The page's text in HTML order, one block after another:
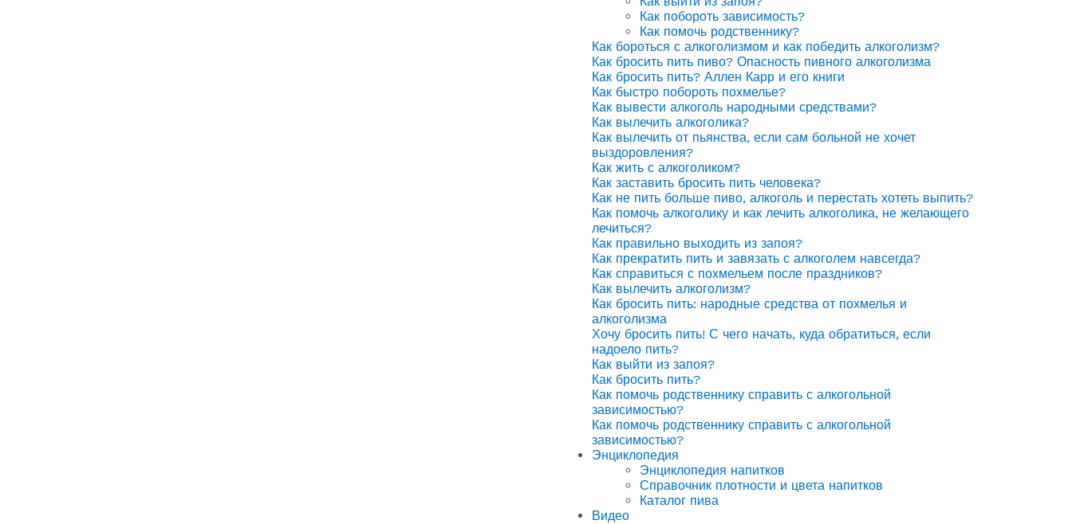
Как побороть зависимость?
Как помочь родственнику?
Как бороться с алкоголизмом и как победить алкоголизм?
Как бросить пить пиво? Опасность пивного алкоголизма
Как бросить пить? Аллен Карр и его книги
Как быстро побороть похмелье?
Как вывести алкоголь народными средствами?
Как вылечить алкоголика?
Как вылечить от пьянства, если сам больной не хочет
выздоровления?
Как жить с алкоголиком?
Как заставить бросить пить человека?
Как не пить больше пиво, алкоголь и перестать хотеть выпить?
Как помочь алкоголику и как лечить алкоголика, не желающего
лечиться?
Как правильно выходить из запоя?
Как прекратить пить и завязать с алкоголем навсегда?
Как справиться с похмельем после праздников?
Как вылечить алкоголизм?
Как бросить пить: народные средства от похмелья и
алкоголизма
Хочу бросить пить! С чего начать, куда обратиться, если
надоело пить?
Как выйти из запоя?
Как бросить пить?
Как помочь родственнику справить с алкогольной
зависимостью?
Как помочь родственнику справить с алкогольной
зависимостью?
Энциклопедия
Энциклопедия напитков
Справочник плотности и цвета напитков
Каталог пива
Видео